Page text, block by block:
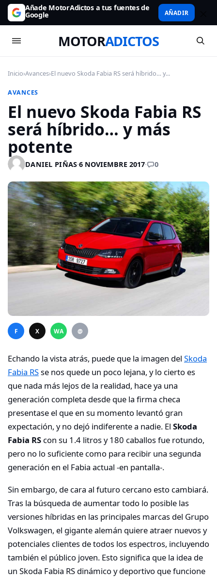
Añade MotorAdictos a tus fuentes de
Google AÑADIR
MOTORADICTOS
Inicio›Avances›El nuevo Skoda Fabia RS será híbrido… y...
AVANCES
El nuevo Skoda Fabia RS
será híbrido… y más
potente
DANIEL PIÑAS·6 NOVIEMBRE 2017· 0
F X WA @
Echando la vista atrás, puede que la imagen del Skoda
Fabia RSse nos quede un poco lejana, y lo cierto es
que nada más lejos de la realidad, hace ya una
generación completa desde que la firma checa
presentase el que en su momento levantó gran
expectación, y no dejó indiferente a nadie. El Skoda
Fabia RS con su 1.4 litros y 180 caballos fue rotundo,
pero no lo suficiente como para recibir una segunda
generación en el Fabia actual -en pantalla-.
Sin embargo, de cara al futuro cercano esto cambiará.
Tras la búsqueda de aumentar todo lo posible las
versiones híbridas en las principales marcas del Grupo
Volkswagen, el gigante alemán quiere atraer nuevos y
potenciales clientes de todos los espectros, incluyendo
también el público joven. Esto significa que la idea de
un Skoda Fabia RS dinámico y deportivo que funcione